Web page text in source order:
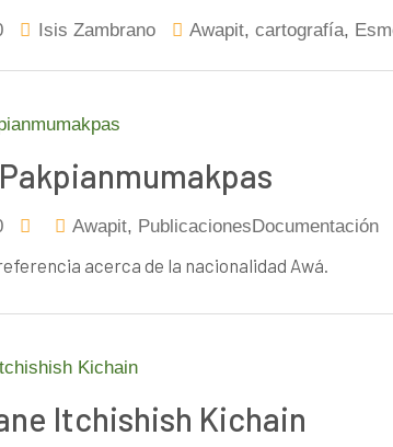
Isis Zambrano Awapit, cartografía,
Awapit, PublicacionesDocumentación
acerca de la nacionalidad Awá.
Itchishish Kichain